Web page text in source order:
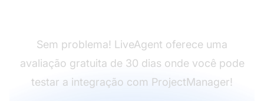
Sem problema! LiveAgent oferece uma
avaliação gratuita de 30 dias onde você pode
testar a integração com ProjectManager!